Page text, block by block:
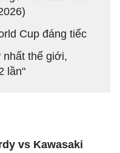
Cup đáng tiếc
nhất thế giới,
lần"
vs Kawasaki